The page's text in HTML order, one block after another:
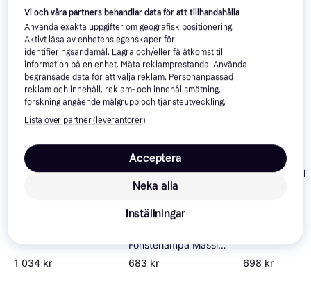
Pendellampa
1 034 kr
Trendande
Fönsterlampa Mässing
18cm 25 cm
683 kr
PR Home
698 kr
Vi och våra partners behandlar data för att tillhandahålla
Använda exakta uppgifter om geografisk positionering.
Aktivt läsa av enhetens egenskaper för
identifieringsändamål. Lagra och/eller få åtkomst till
information på en enhet. Mäta reklamprestanda. Använda
begränsade data för att välja reklam. Personanpassad
reklam och innehåll, reklam- och innehållsmätning,
forskning angående målgrupp och tjänsteutveckling.
Lista över partner (leverantörer)
Neka alla
Acceptera
Inställningar